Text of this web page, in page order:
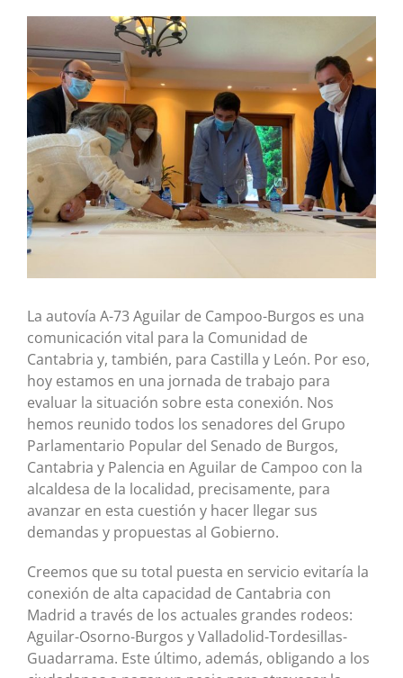
Ver
imagen
más
grande
La autovía A-73 Aguilar de Campoo-Burgos es una
comunicación vital para la Comunidad de
Cantabria y, también, para Castilla y León. Por eso,
hoy estamos en una jornada de trabajo para
evaluar la situación sobre esta conexión. Nos
hemos reunido todos los senadores del Grupo
Parlamentario Popular del Senado de Burgos,
Cantabria y Palencia en Aguilar de Campoo con la
alcaldesa de la localidad, precisamente, para
avanzar en esta cuestión y hacer llegar sus
demandas y propuestas al Gobierno.
Creemos que su total puesta en servicio evitaría la
conexión de alta capacidad de Cantabria con
Madrid a través de los actuales grandes rodeos:
Aguilar-Osorno-Burgos y Valladolid-Tordesillas-
Guadarrama. Este último, además, obligando a los